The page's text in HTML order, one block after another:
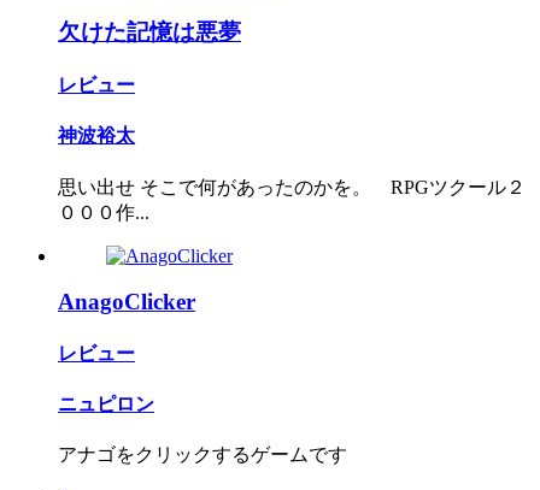
欠けた記憶は悪夢
レビュー
神波裕太
思い出せ そこで何があったのかを。 RPGツクール２
０００作...
AnagoClicker
レビュー
ニュピロン
アナゴをクリックするゲームです